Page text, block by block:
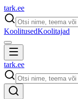
tark.ee
KoolitusedKoolitajad
tark.ee